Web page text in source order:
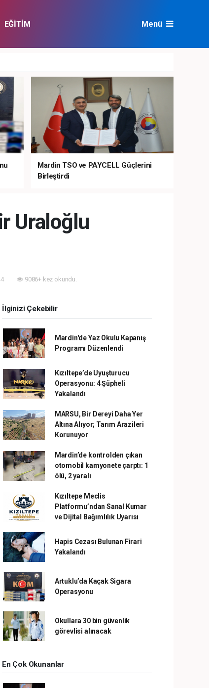
EĞİTİM
Menü
Mardin TSO ve PAYCELL Güçlerini
Birleştirdi
Uraloğlu
9086+ kez okundu.
İlginizi Çekebilir
Mardin'de Yaz Okulu Kapanış
Programı Düzenlendi
Kızıltepe’de Uyuşturucu
Operasyonu: 4 Şüpheli
Yakalandı
MARSU, Bir Dereyi Daha Yer
Altına Alıyor; Tarım Arazileri
Korunuyor
Mardin’de kontrolden çıkan
otomobil kamyonete çarptı: 1
ölü, 2 yaralı
Kızıltepe Meclis
Platformu’ndan Sanal Kumar
ve Dijital Bağımlılık Uyarısı
Hapis Cezası Bulunan Firari
Yakalandı
Artuklu’da Kaçak Sigara
Operasyonu
Okullara 30 bin güvenlik
görevlisi alınacak
En Çok Okunanlar